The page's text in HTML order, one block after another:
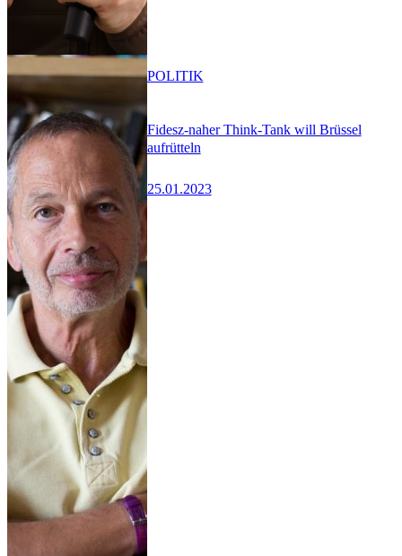
Fidesz-naher Think-Tank will Brüssel
aufrütteln
25.01.2023
POLITIK